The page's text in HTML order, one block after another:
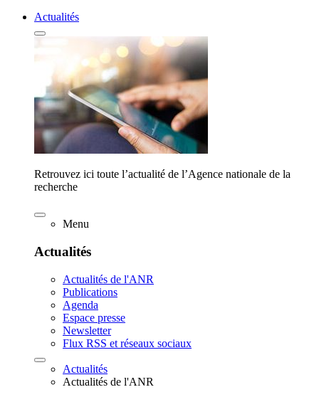
Actualités
Retrouvez ici toute l’actualité de l’Agence nationale de la
recherche
Menu
Actualités
Actualités de l'ANR
Publications
Agenda
Espace presse
Newsletter
Flux RSS et réseaux sociaux
Actualités
Actualités de l'ANR